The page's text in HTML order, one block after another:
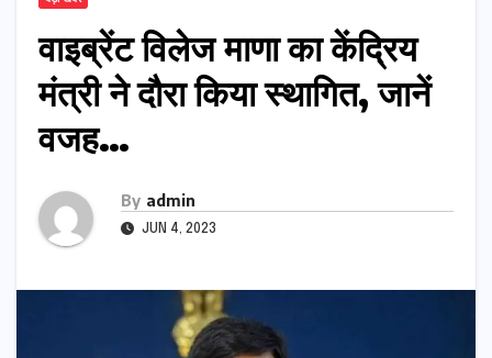
वाइब्रेंट विलेज माणा का केंद्रिय
मंत्री ने दौरा किया स्थागित, जानें
वजह…
By admin
JUN 4, 2023